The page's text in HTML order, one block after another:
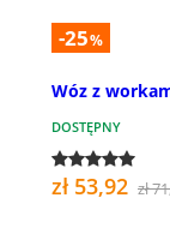
-25%
Wóz z
DOSTĘPNY
zł 53,92 zł